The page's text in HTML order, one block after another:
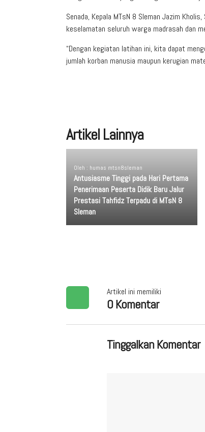
Senada, Kepala MTsN 8 Sleman Jazim
keselamatan seluruh warga madrasah dan
“Dengan kegiatan latihan ini, kita dapat
jumlah korban manusia maupun kerugian
Artikel Lainnya
Oleh : humas mtsn8sleman
Antusiasme Tinggi pada Hari Pertama
Penerimaan Peserta Didik Baru Jalur
Prestasi Tahfidz Terpadu di MTsN 8
Sleman
Artikel ini memiliki
0 Komentar
Tinggalkan Komentar